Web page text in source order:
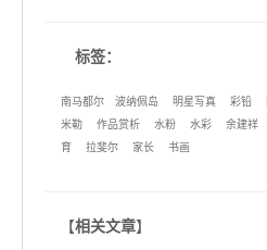
标签：
南马都尔 波纳佩岛 明星写真 彩铅
米勒
作品赏析 水粉 水彩 余建祥
育
拉斐尔 家长 书画
【相关文章】